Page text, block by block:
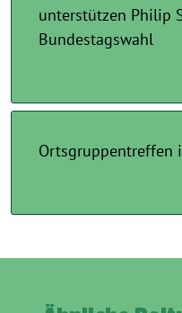
unterstützen Philip
Bundestagswahl
Ortsgruppentreffen